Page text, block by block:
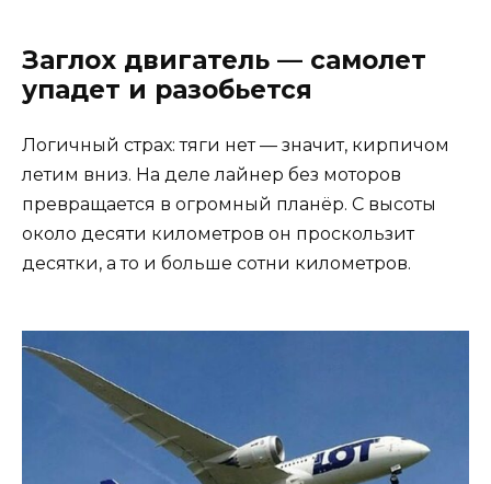
Заглох двигатель — самолет
упадет и разобьется
Логичный страх: тяги нет — значит, кирпичом
летим вниз. На деле лайнер без моторов
превращается в огромный планёр. С высоты
около десяти километров он проскользит
десятки, а то и больше сотни километров.